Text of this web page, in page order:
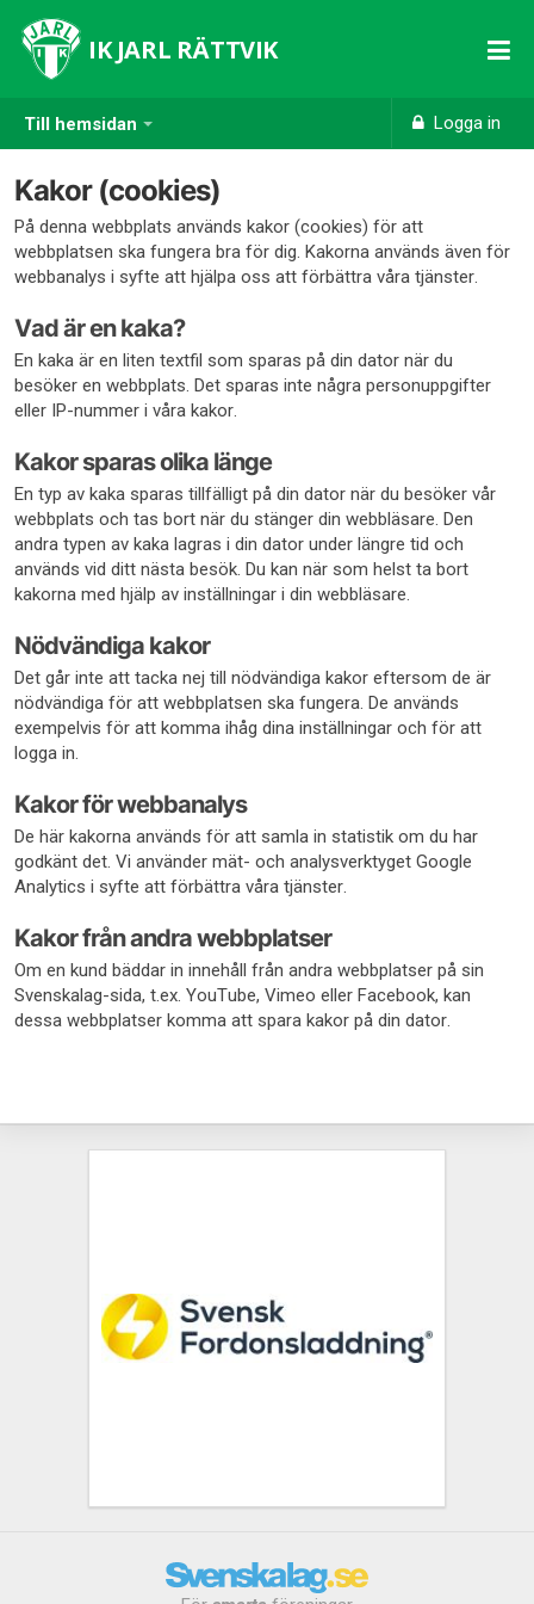
Till hemsidan Logga in
IK JARL RÄTTVIK
Kakor (cookies)
På denna webbplats används kakor (cookies) för att
webbplatsen ska fungera bra för dig. Kakorna används även för
webbanalys i syfte att hjälpa oss att förbättra våra tjänster.
Vad är en kaka?
En kaka är en liten textfil som sparas på din dator när du
besöker en webbplats. Det sparas inte några personuppgifter
eller IP-nummer i våra kakor.
Kakor sparas olika länge
En typ av kaka sparas tillfälligt på din dator när du besöker vår
webbplats och tas bort när du stänger din webbläsare. Den
andra typen av kaka lagras i din dator under längre tid och
används vid ditt nästa besök. Du kan när som helst ta bort
kakorna med hjälp av inställningar i din webbläsare.
Nödvändiga kakor
Det går inte att tacka nej till nödvändiga kakor eftersom de är
nödvändiga för att webbplatsen ska fungera. De används
exempelvis för att komma ihåg dina inställningar och för att
logga in.
Kakor för webbanalys
De här kakorna används för att samla in statistik om du har
godkänt det. Vi använder mät- och analysverktyget Google
Analytics i syfte att förbättra våra tjänster.
Kakor från andra webbplatser
Om en kund bäddar in innehåll från andra webbplatser på sin
Svenskalag-sida, t.ex. YouTube, Vimeo eller Facebook, kan
dessa webbplatser komma att spara kakor på din dator.